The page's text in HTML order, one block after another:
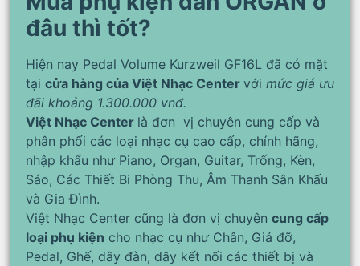
đâu thì tốt?
Hiện nay Pedal Volume Kurzweil GF16L đã có mặt
tại cửa hàng của Việt Nhạc Center với mức giá ưu
đãi khoảng 1.300.000 vnđ.
Việt Nhạc Center là đơn vị chuyên cung cấp và
phân phối các loại nhạc cụ cao cấp, chính hãng,
nhập khẩu như Piano, Organ, Guitar, Trống, Kèn,
Sáo, Các Thiết Bi Phòng Thu, Âm Thanh Sân Khấu
và Gia Đình.
Việt Nhạc Center cũng là đơn vị chuyên cung cấp
loại phụ kiện cho nhạc cụ như Chân, Giá đỡ,
Pedal, Ghế, dây đàn, dây kết nối các thiết bị và